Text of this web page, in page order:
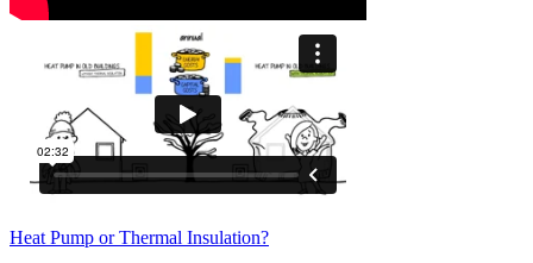
Heat Pump or Thermal Insulation?